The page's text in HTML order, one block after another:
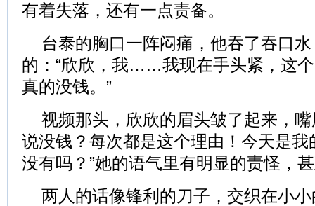
有着失落，还有一点责备。
台泰的胸口一阵闷痛，他吞了吞口
的：“欣欣，我……我现在手头紧，这
真的没钱。”
视频那头，欣欣的眉头皱了起来，
说没钱？每次都是这个理由！今天是
没有吗？”她的语气里有明显的责怪，
两人的话像锋利的刀子，交织在小